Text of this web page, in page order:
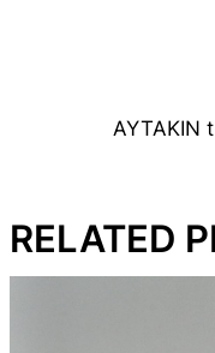
AYTAKIN
RELATED